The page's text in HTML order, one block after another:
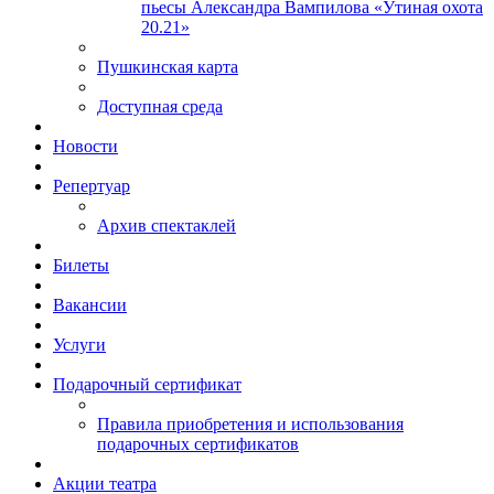
пьесы Александра Вампилова «Утиная охота
20.21»
Пушкинская карта
Доступная среда
Новости
Репертуар
Архив спектаклей
Билеты
Вакансии
Услуги
Подарочный сертификат
Правила приобретения и использования
подарочных сертификатов
Акции театра